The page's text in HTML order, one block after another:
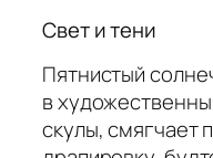
Свет и тени
Пятнистый
в
скулы, смягчает